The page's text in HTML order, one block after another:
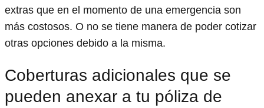
extras que en el momento de una emergencia son
más costosos. O no se tiene manera de poder cotizar
otras opciones debido a la misma.
Coberturas adicionales que se
pueden anexar a tu póliza de